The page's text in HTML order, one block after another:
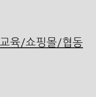
육/쇼핑몰/협동